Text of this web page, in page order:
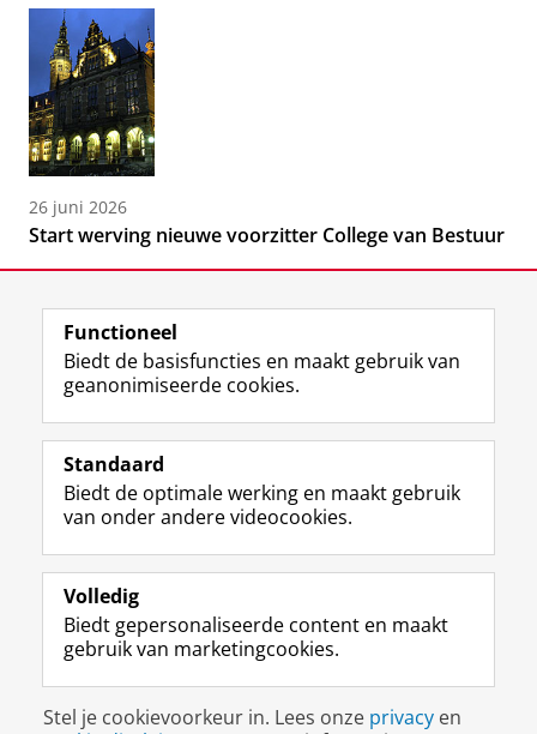
26 juni 2026
Start werving nieuwe voorzitter College van Bestuur
Volg de RUG
F
a
e
b
o
p
a
i
n
L
i
k
e
I
-
p
g
i
R
S
-
f
e
R
k
s
I
n
t
r
m
c
c
Y
o
T
e
k
a
a
Studiekiezers
Alumni
Over ons
Disclaimer & Copyright
Functioneel
Biedt de basisfuncties en maakt gebruik van
geanonimiseerde cookies.
Standaard
Biedt de optimale werking en maakt gebruik
van onder andere videocookies.
Volledig
Biedt gepersonaliseerde content en maakt
gebruik van marketingcookies.
Stel je cookievoorkeur in. Lees onze privacy en